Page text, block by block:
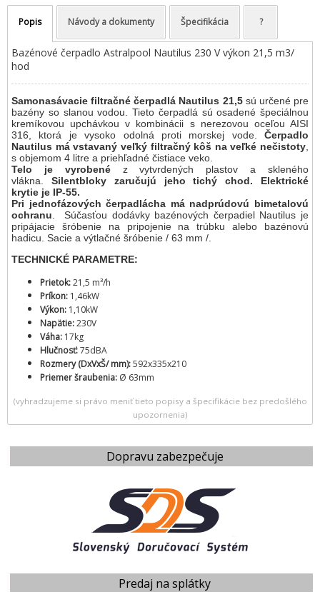
Dopravu zabezpečuje
Predaj na splátky
Popis Návody a dokumenty Špecifikácia ?
Bazénové čerpadlo Astralpool Nautilus 230 V výkon 21,5 m3/
hod
Samonasávacie filtračné čerpadlá Nautilus 21,5sú určené pre
bazény so slanou vodou. Tieto čerpadlá sú osadené špeciálnou
kremíkovou upchávkou v kombinácii s nerezovou oceľou AISI
316, ktorá je vysoko odolná proti morskej vode. Čerpadlo
Nautilus má vstavaný veľký filtračný kôš na veľké nečistoty
s objemom 4 litre a priehľadné čistiace veko.
Telo je vyrobenéz vytvrdených plastov a skleného
vlákna.
Silentbloky zaručujú jeho tichý chod.
Elektrické
krytie je IP-55.
Pri jednofázových čerpadlácha má nadprúdovú bimetalovú
ochranu . Súčasťou dodávky bazénových čerpadiel Nautilus je
pripájacie šróbenie na pripojenie na trúbku alebo bazénovú
hadicu. Sacie a výtlačné šróbenie / 63 mm /.
TECHNICKÉ PARAMETRE:
Prietok:21,5 m³/h
Príkon: 1,46kW
Výkon: 1,10kW
Napätie:230V
Váha: 17kg
Hlučnosť:75dBA
Rozmery (DxVxŠ/ mm):592x335x210
Priemer šraubenia: Ø 63mm
(vyhradzujeme si právo meniť tieto popisy a špecifikácie bez predošlého
upozornenia)